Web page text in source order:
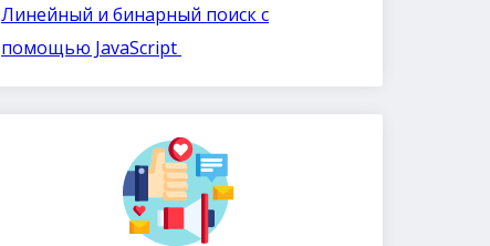
Линейный и бинарный поиск с
помощью JavaScript